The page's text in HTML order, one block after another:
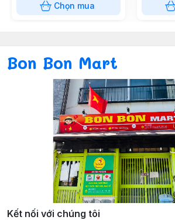
Chọn mua
Bon Bon Mart
Kết nối với chúng tôi